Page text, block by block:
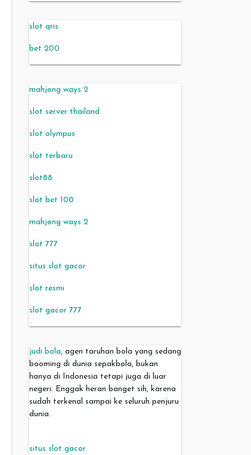
slot qris
bet 200
mahjong ways 2
slot server thailand
slot olympus
slot terbaru
slot88
slot bet 100
mahjong ways 2
slot 777
situs slot gacor
slot resmi
slot gacor 777
judi bola, agen taruhan bola yang sedang
booming di dunia sepakbola, bukan
hanya di Indonesia tetapi juga di luar
negeri. Enggak heran banget sih, karena
sudah terkenal sampai ke seluruh penjuru
dunia.
situs slot gacor